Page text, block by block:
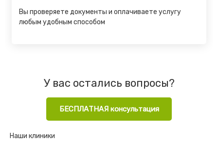
Вы проверяете документы и оплачиваете услугу
любым удобным способом
У вас остались вопросы?
БЕСПЛАТНАЯ консультация
Наши клиники